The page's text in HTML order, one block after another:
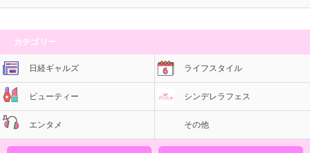
カテゴリー
日経ギャルズ ライフスタイル
ビューティー シンデレラフェス
エンタメ その他